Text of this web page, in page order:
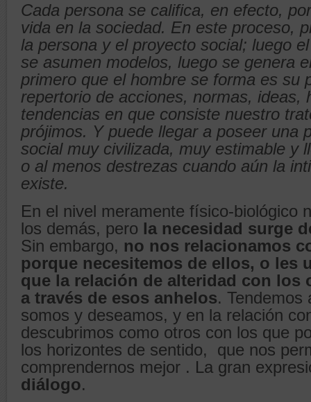
Cada persona se califica, en efecto,
vida en la sociedad. En este proceso,
la persona y el proyecto social; luego
se asumen modelos, luego se genera
primero que el hombre se forma es su
repertorio de acciones, normas, ideas,
tendencias en que consiste nuestro
prójimos. Y puede llegar a poseer una
social muy civilizada, muy estimable y
o al menos destrezas cuando aún la
existe.
En el nivel meramente físico-biológico
los demás, pero la necesidad surge
Sin embargo, no nos relacionamos
porque necesitemos de ellos, o les
que la relación de alteridad con los
a través de esos anhelos. Tendemos
somos y deseamos, y en la relación
descubrimos como otros con los que
los horizontes de sentido, que nos
comprendernos mejor . La gran
diálogo.